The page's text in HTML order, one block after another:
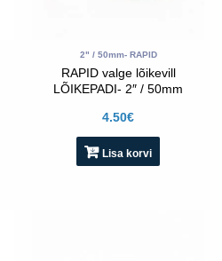
2" / 50mm- RAPID
RAPID valge lõikevill
LÕIKEPADI- 2″ / 50mm
4.50€
Lisa korvi